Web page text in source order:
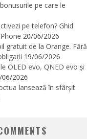
pe care le
pe telefon? Ghid
20/06/2026
gratuit de la Orange. Fără
19/06/2026
OLED evo, QNED evo și
2026
lansează în sfârșit